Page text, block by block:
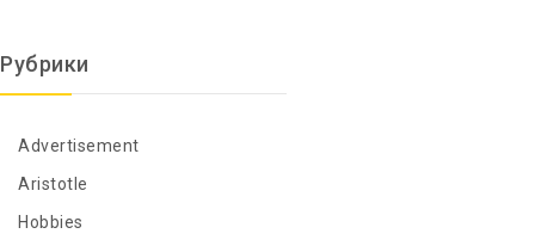
Рубрики
Advertisement
Aristotle
Hobbies